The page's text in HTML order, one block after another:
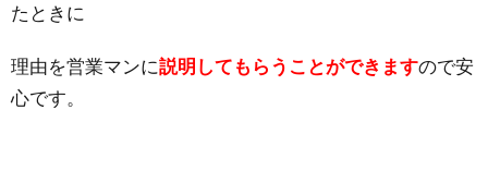
たときに
理由を営業マンに説明してもらうことができますので安
心です。